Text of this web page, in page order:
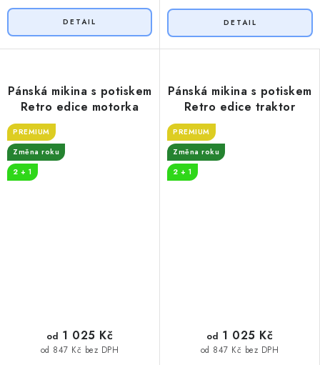
Pánská mikina s potiskem
Retro edice motorka
PREMIUM
Změna roku
2 + 1
od 847 Kč bez DPH
od 1 025 Kč
Pánská mikina s potiskem
Retro edice traktor
PREMIUM
Změna roku
2 + 1
od 847 Kč bez DPH
od 1 025 Kč